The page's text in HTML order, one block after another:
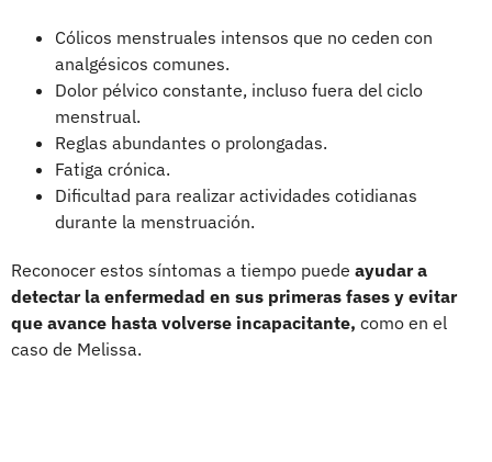
Cólicos menstruales intensos que no ceden con
analgésicos comunes.
Dolor pélvico constante, incluso fuera del ciclo
menstrual.
Reglas abundantes o prolongadas.
Fatiga crónica.
Dificultad para realizar actividades cotidianas
durante la menstruación.
Reconocer estos síntomas a tiempo puede ayudar a
detectar la enfermedad en sus primeras fases y evitar
que avance hasta volverse incapacitante, como en el
caso de Melissa.